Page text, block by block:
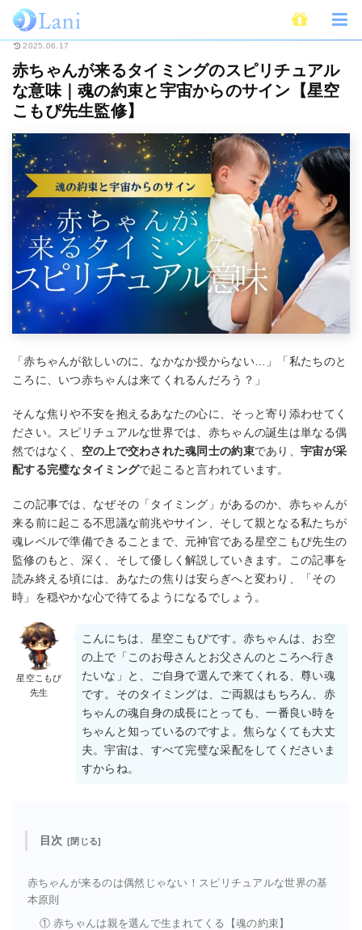
ホーム スピリチュアル 赤ちゃんが来るタイミングのスピリチュアルな意
2025.06.17
赤ちゃんが来るタイミングのスピリチュアル
な意味｜魂の約束と宇宙からのサイン【星空
こもぴ先生監修】
「赤ちゃんが欲しいのに、なかなか授からない…」「私たちのと
ころに、いつ赤ちゃんは来てくれるんだろう？」
そんな焦りや不安を抱えるあなたの心に、そっと寄り添わせてく
ださい。スピリチュアルな世界では、赤ちゃんの誕生は単なる偶
然ではなく、 空の上で交わされた魂同士の約束であり、宇宙が采
配する完璧なタイミングで起こると言われています。
この記事では、なぜその「タイミング」があるのか、赤ちゃんが
来る前に起こる不思議な前兆やサイン、そして親となる私たちが
魂レベルで準備できることまで、元神官である星空こもぴ先生の
監修のもと、深く、そして優しく解説していきます。この記事を
読み終える頃には、あなたの焦りは安らぎへと変わり、「その
時」を穏やかな心で待てるようになるでしょう。
星空こもぴ
先生
こんにちは、星空こもぴです。赤ちゃんは、お空
の上で「このお母さんとお父さんのところへ行き
たいな」と、ご自身で選んで来てくれる、尊い魂
です。そのタイミングは、ご両親はもちろん、赤
ちゃんの魂自身の成長にとっても、一番良い時を
ちゃんと知っているのですよ。焦らなくても大丈
夫。宇宙は、すべて完璧な采配をしてくださいま
すからね。
目次
赤ちゃんが来るのは偶然じゃない！スピリチュアルな世界の基
本原則
① 赤ちゃんは親を選んで生まれてくる【魂の約束】